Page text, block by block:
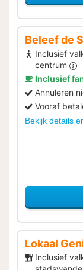
Beleef de
Inclusief
centrum
Inclusief
Annuleren
Vooraf
Bekijk details
Lokaal
Inclusief